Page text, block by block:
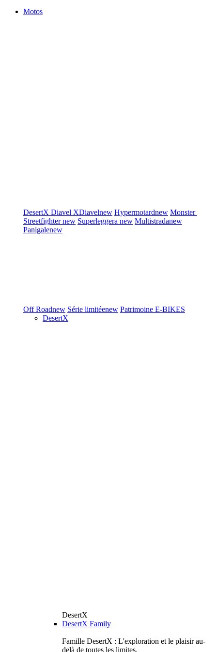
Motos
DesertX Diavel XDiavelnew Hypermotardnew Monster
Streetfighternew Superleggera new Multistradanew
Panigalenew
Off Roadnew Série limitéenew Patrimoine E-BIKES
DesertX
DesertX
DesertX Family
Famille DesertX : L'exploration et le plaisir au-
delà de toutes les limites.